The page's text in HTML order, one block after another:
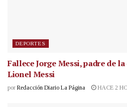
DEPORTES
Fallece Jorge Messi, padre de
Lionel Messi
por Redacción Diario La Página HACE 2